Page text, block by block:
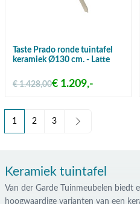
Taste Prado ronde tuintafel
keramiek Ø130 cm. - Latte
€ 1.428,00€ 1.209,-
U lees momenteel pagina
1 2 3
Keramiek tuintafel
Van der Garde Tuinmeubelen biedt
hoogwaardige varianten van een